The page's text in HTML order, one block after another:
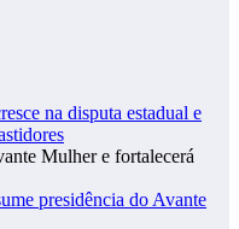
na disputa estadual e
presidência do Avante